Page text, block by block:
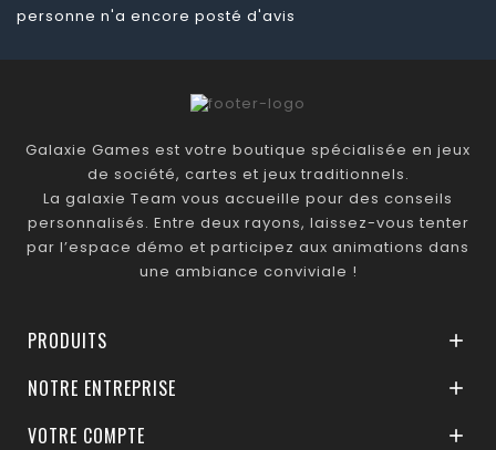
personne n'a encore posté d'avis
Galaxie Games est votre boutique spécialisée en jeux
de société, cartes et jeux traditionnels.
La galaxie Team vous accueille pour des conseils
personnalisés. Entre deux rayons, laissez-vous tenter
par l’espace démo et participez aux animations dans
une ambiance conviviale !
PRODUITS 
NOTRE ENTREPRISE 
VOTRE COMPTE 